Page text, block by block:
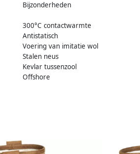
Bijzonderheden
300°C contactwarmte
Antistatisch
Voering van imitatie wol
Stalen neus
Kevlar tussenzool
Offshore